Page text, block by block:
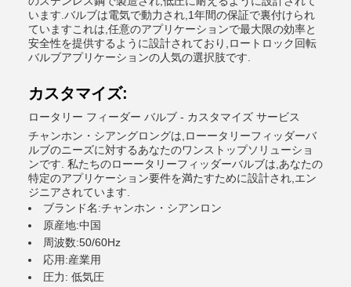
います.バルブは電気で動力され,1年間の保証で裏付けられ
ていますこれは,任意のアプリケーションで最大限の効率と
安全性を提供するように設計されており,ロートロック回転
バルブアプリケーションの人気の選択肢です.
カスタマイズ:
ロータリー フィーダー バルブ - カスタマイズ サービス
チャンホン・シアングロングは,ローータリーフィッダーバ
ルブのニーズに対するあなたのワンストップソリューショ
ンです. 私たちのローータリーフィッダーバルブは,あなたの
特定のアプリケーション要件を満たすために設計され,エン
ジニアされています.
ブランド名:チャンホン・シアンロン
原産地:中国
周波数:50/60Hz
応用:産業用
圧力: 低気圧